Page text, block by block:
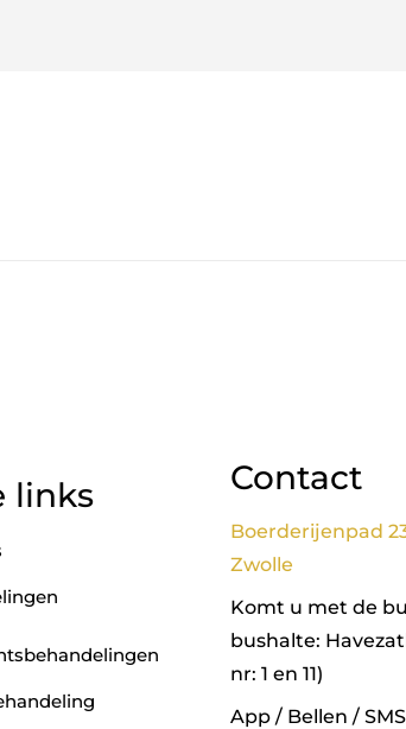
links Contact
Boerderijenpad
Zwolle
Komt u met de
bushalte:
nr: 1 en 11)
App / Bellen / SMS